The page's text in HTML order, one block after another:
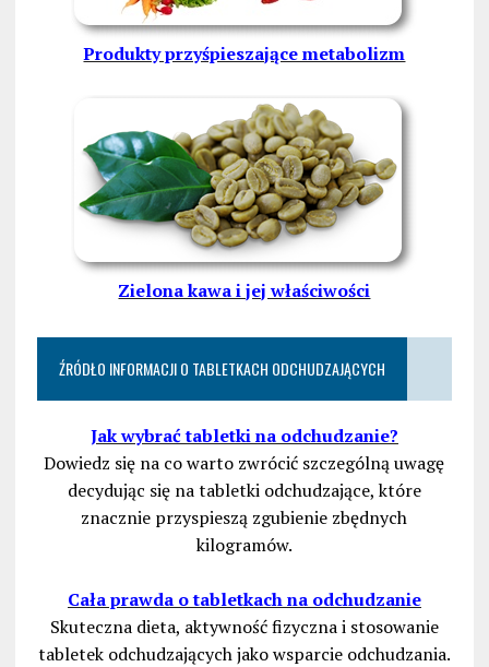
Produkty przyśpieszające metabolizm
Zielona kawa i jej właściwości
ŹRÓDŁO INFORMACJI O TABLETKACH ODCHUDZAJĄCYCH
Jak wybrać tabletki na odchudzanie?
Dowiedz się na co warto zwrócić szczególną uwagę
decydując się na tabletki odchudzające, które
znacznie przyspieszą zgubienie zbędnych
kilogramów.
Cała prawda o tabletkach na odchudzanie
Skuteczna dieta, aktywność fizyczna i stosowanie
tabletek odchudzających jako wsparcie odchudzania.